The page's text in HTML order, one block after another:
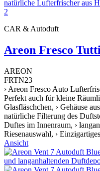
CAR & Autoduft
Areon Fresco
AREON
FRTN23
› Areon Fresco Auto
Perfekt auch für kleine
Glasfläschchen, › Gehäuse
natürliche Filterung des
Duftes im Innenraum, ›
Riesenauswahl, ›
Ansicht